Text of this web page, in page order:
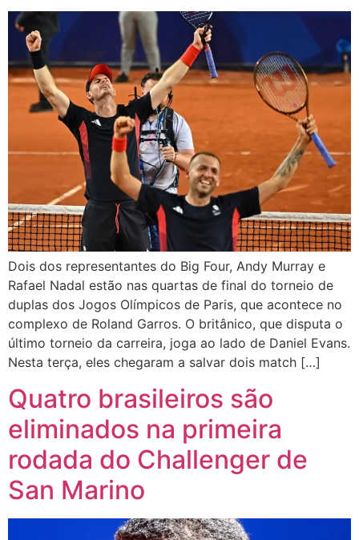
Dois dos representantes do Big Four, Andy Murray e
Rafael Nadal estão nas quartas de final do torneio de
duplas dos Jogos Olímpicos de Paris, que acontece no
complexo de Roland Garros. O britânico, que disputa o
último torneio da carreira, joga ao lado de Daniel Evans.
Nesta terça, eles chegaram a salvar dois match […]
Quatro brasileiros são
eliminados na primeira
rodada do Challenger de
San Marino